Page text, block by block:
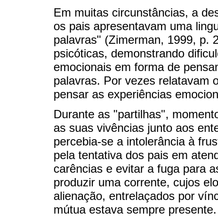
Em muitas circunstâncias, a
os pais apresentavam uma
palavras" (Zimerman, 1999, p.
psicóticas, demonstrando
emocionais em forma de
palavras. Por vezes relatavam
pensar as experiências
Durante as "partilhas",
as suas vivências junto aos
percebia-se a intolerância à
pela tentativa dos pais em
carências e evitar a fuga para
produzir uma corrente, cujos
alienação, entrelaçados por
mútua estava sempre presente.